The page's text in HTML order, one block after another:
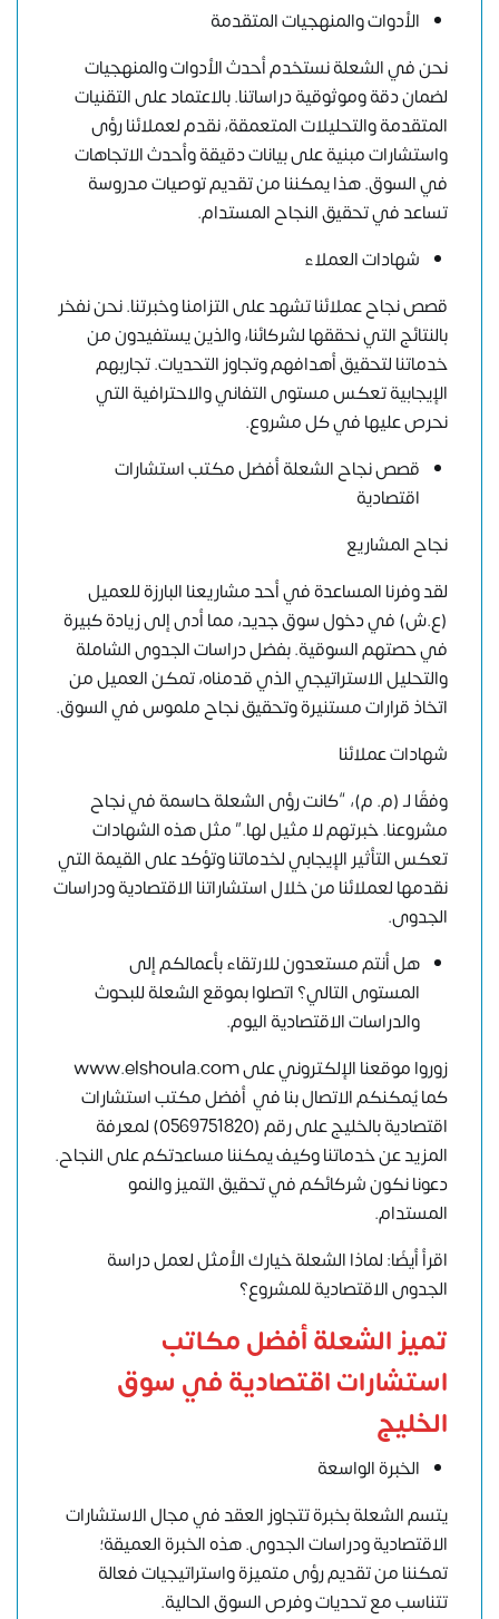
الأدوات والمنهجيات المتقدمة
نحن في الشعلة نستخدم أحدث الأدوات والمنهجيات
لضمان دقة وموثوقية دراساتنا. بالاعتماد على التقنيات
المتقدمة والتحليلات المتعمقة، نقدم لعملائنا رؤى
واستشارات مبنية على بيانات دقيقة وأحدث الاتجاهات
في السوق. هذا يمكننا من تقديم توصيات مدروسة
تساعد في تحقيق النجاح المستدام.
شهادات العملاء
قصص نجاح عملائنا تشهد على التزامنا وخبرتنا. نحن نفخر
بالنتائج التي نحققها لشركائنا، والذين يستفيدون من
خدماتنا لتحقيق أهدافهم وتجاوز التحديات. تجاربهم
الإيجابية تعكس مستوى التفاني والاحترافية التي
نحرص عليها في كل مشروع.
قصص نجاح الشعلة أفضل مكتب استشارات
اقتصادية
نجاح المشاريع
لقد وفرنا المساعدة في أحد مشاريعنا البارزة للعميل
(ع.ش) في دخول سوق جديد، مما أدى إلى زيادة كبيرة
في حصتهم السوقية. بفضل دراسات الجدوى الشاملة
والتحليل الاستراتيجي الذي قدمناه، تمكن العميل من
اتخاذ قرارات مستنيرة وتحقيق نجاح ملموس في السوق.
شهادات عملائنا
وفقًا لـ (م. م)، “كانت رؤى الشعلة حاسمة في نجاح
مشروعنا. خبرتهم لا مثيل لها.” مثل هذه الشهادات
تعكس التأثير الإيجابي لخدماتنا وتؤكد على القيمة التي
نقدمها لعملائنا من خلال استشاراتنا الاقتصادية ودراسات
الجدوى.
هل أنتم مستعدون للارتقاء بأعمالكم إلى
المستوى التالي؟ اتصلوا بموقع الشعلة للبحوث
والدراسات الاقتصادية اليوم.
زوروا موقعنا الإلكتروني علىwww.elshoula.com
كما يُمكنكم الاتصال بنا في أفضل مكتب استشارات
اقتصادية بالخليج على رقم (0569751820) لمعرفة
المزيد عن خدماتنا وكيف يمكننا مساعدتكم على النجاح.
دعونا نكون شركائكم في تحقيق التميز والنمو
المستدام.
اقرأ أيضًا: لماذا الشعلة خيارك الأمثل لعمل دراسة
الجدوى الاقتصادية للمشروع؟
تميز الشعلة أفضل مكاتب
استشارات اقتصادية في سوق
الخليج
الخبرة الواسعة
يتسم الشعلة بخبرة تتجاوز العقد في مجال الاستشارات
الاقتصادية ودراسات الجدوى. هذه الخبرة العميقة؛
تمكننا من تقديم رؤى متميزة واستراتيجيات فعالة
تتناسب مع تحديات وفرص السوق الحالية.